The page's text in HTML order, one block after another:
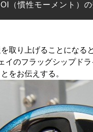
（慣性モーメント）
取り上げることにな
イのフラッグシップド
をお伝えする。